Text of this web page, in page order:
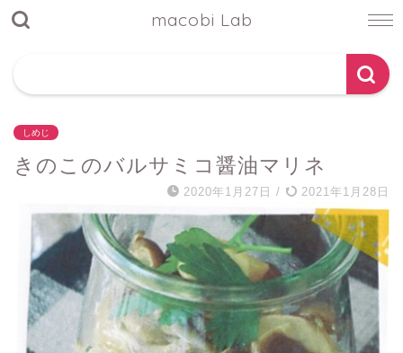
macobi Lab
しめじ
きのこのバルサミコ醤油マリネ
2020年1月27日 / 2021年1月28日